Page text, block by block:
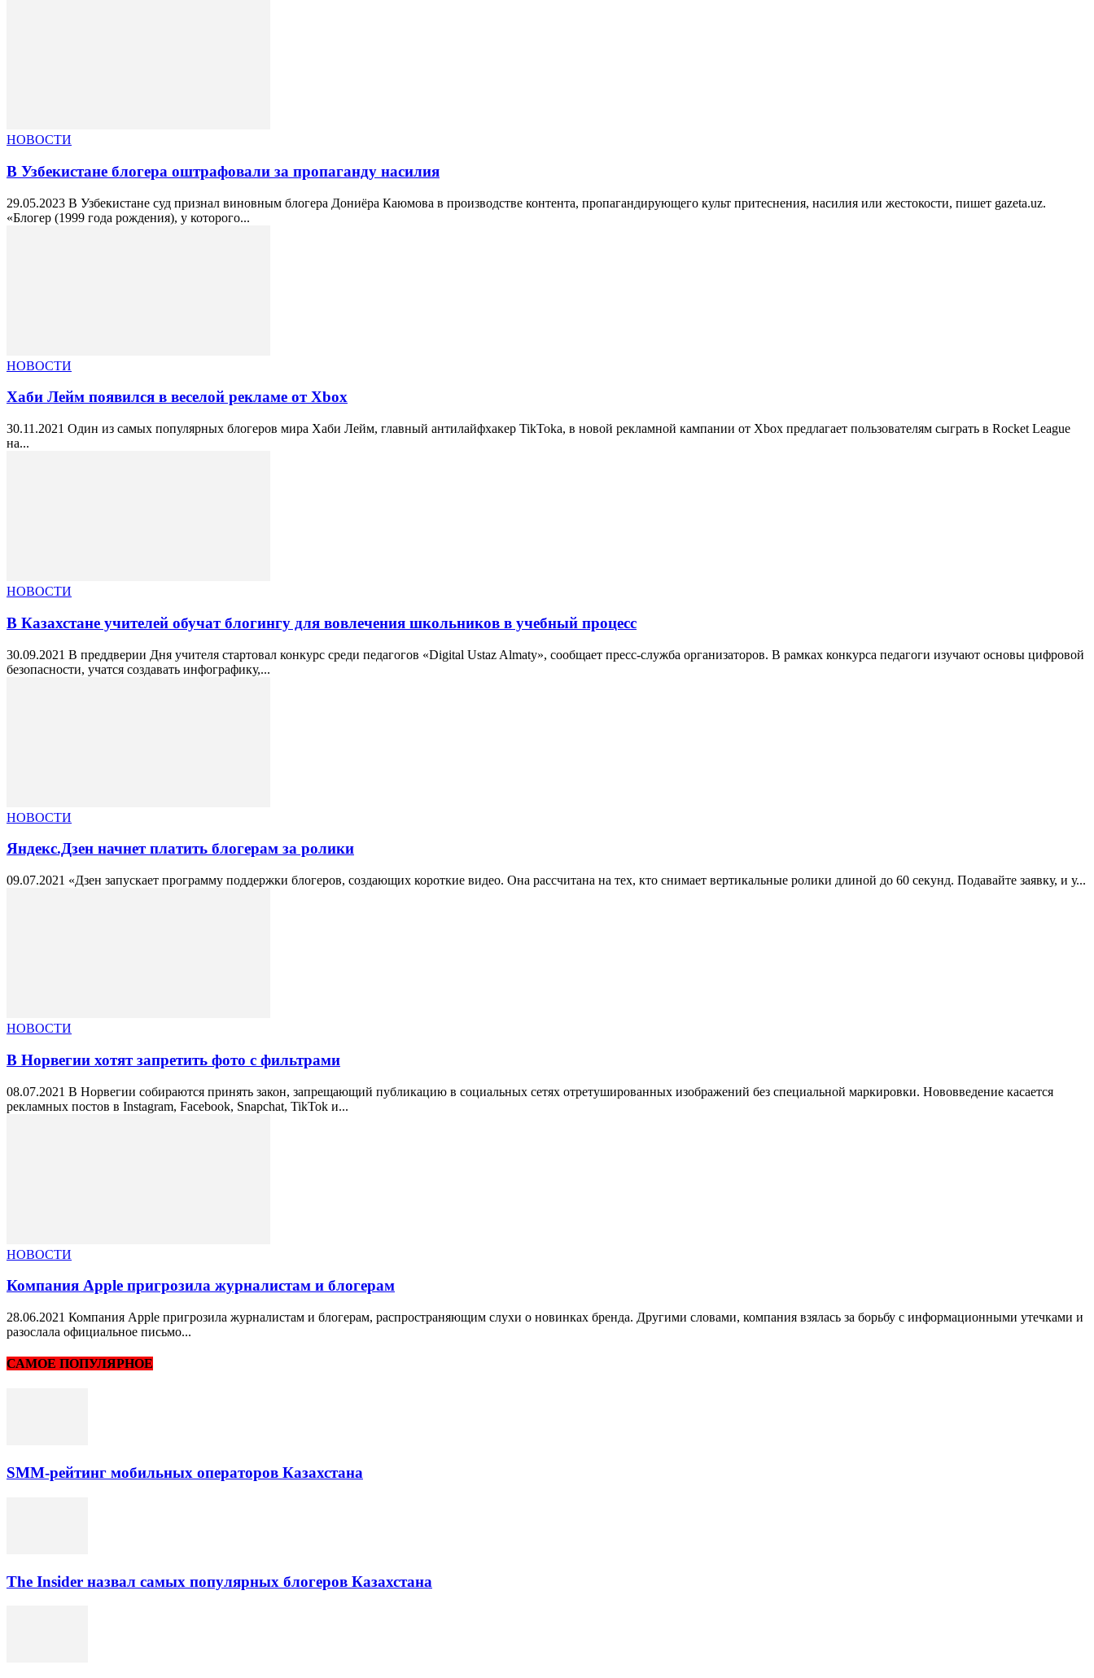
НОВОСТИ
В Узбекистане блогера оштрафовали за пропаганду насилия
29.05.2023 В Узбекистане суд признал виновным блогера Дониёра Каюмова в производстве контента, пропагандирующего культ притеснения, насилия или жестокости, пишет gazeta.uz.
«Блогер (1999 года рождения), у которого...
НОВОСТИ
Хаби Лейм появился в веселой рекламе от Xbox
30.11.2021 Один из самых популярных блогеров мира Хаби Лейм, главный антилайфхакер TikTokа, в новой рекламной кампании от Xbox предлагает пользователям сыграть в Rocket League
на...
НОВОСТИ
В Казахстане учителей обучат блогингу для вовлечения школьников в учебный процесс
30.09.2021 В преддверии Дня учителя стартовал конкурс среди педагогов «Digital Ustaz Almaty», сообщает пресс-служба организаторов. В рамках конкурса педагоги изучают основы цифровой
безопасности, учатся создавать инфографику,...
НОВОСТИ
Яндекс.Дзен начнет платить блогерам за ролики
09.07.2021 «Дзен запускает программу поддержки блогеров, создающих короткие видео. Она рассчитана на тех, кто снимает вертикальные ролики длиной до 60 секунд. Подавайте заявку, и у...
НОВОСТИ
В Норвегии хотят запретить фото с фильтрами
08.07.2021 В Норвегии собираются принять закон, запрещающий публикацию в социальных сетях отретушированных изображений без специальной маркировки. Нововведение касается
рекламных постов в Instagram, Facebook, Snapchat, TikTok и...
НОВОСТИ
Компания Apple пригрозила журналистам и блогерам
28.06.2021 Компания Apple пригрозила журналистам и блогерам, распространяющим слухи о новинках бренда. Другими словами, компания взялась за борьбу с информационными утечками и
разослала официальное письмо...
САМОЕ ПОПУЛЯРНОЕ
SMM-рейтинг мобильных операторов Казахстана
The Insider назвал самых популярных блогеров Казахстана